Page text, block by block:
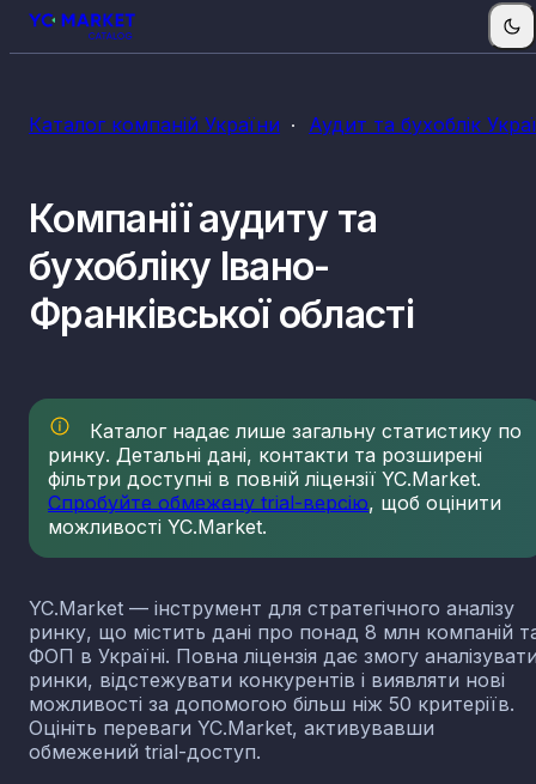
Каталог компаній України Аудит та бухоблік
Компанії аудиту та
бухобліку Івано-
Франківської області
Каталог надає лише загальну статистику по
ринку. Детальні дані, контакти та розширені
фільтри доступні в повній ліцензії YC.Market.
Спробуйте обмежену trial-версію, щоб оцінити
можливості YC.Market.
YC.Market — інструмент для стратегічного аналізу
ринку, що містить дані про понад 8 млн компаній
ФОП в Україні. Повна ліцензія дає змогу
ринки, відстежувати конкурентів і виявляти нові
можливості за допомогою більш ніж 50 критеріїв.
Оцініть переваги YC.Market, активувавши
обмежений trial-доступ.
КВЕДи аудиту та бухобліку